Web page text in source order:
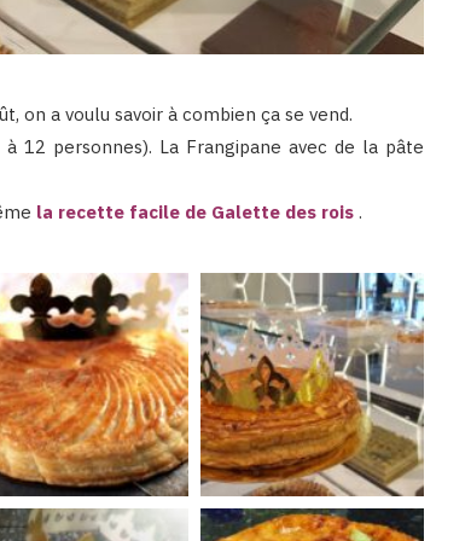
on a voulu savoir à combien ça se vend.
12 personnes). La Frangipane avec de la pâte
la recette facile de Galette des rois .